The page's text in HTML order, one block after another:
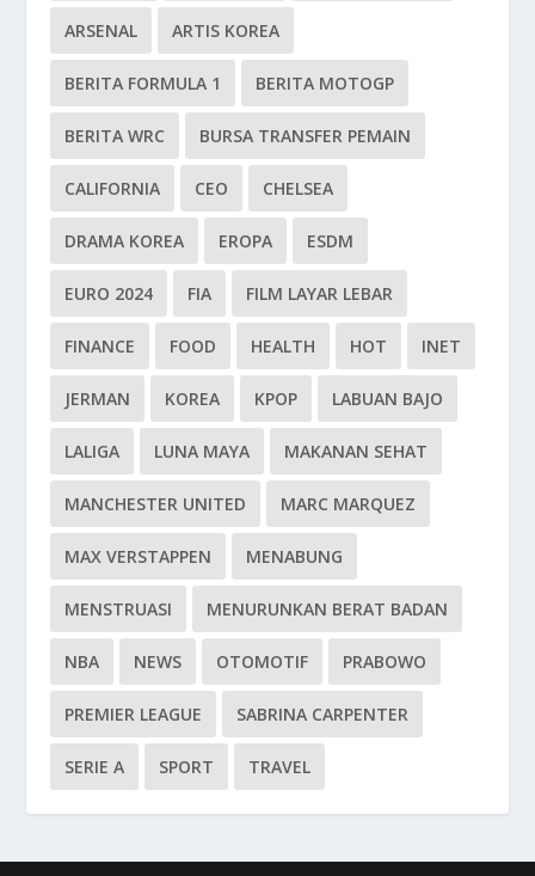
ARSENAL ARTIS KOREA
BERITA FORMULA 1 BERITA MOTOGP
BERITA WRC BURSA TRANSFER PEMAIN
CALIFORNIA CEO CHELSEA
DRAMA KOREA EROPA ESDM
EURO 2024 FIA FILM LAYAR LEBAR
FINANCE FOOD HEALTH HOT INET
JERMAN KOREA KPOP LABUAN BAJO
LALIGA LUNA MAYA MAKANAN SEHAT
MANCHESTER UNITED MARC MARQUEZ
MAX VERSTAPPEN MENABUNG
MENSTRUASI MENURUNKAN BERAT BADAN
NBA NEWS OTOMOTIF PRABOWO
PREMIER LEAGUE SABRINA CARPENTER
SERIE A SPORT TRAVEL